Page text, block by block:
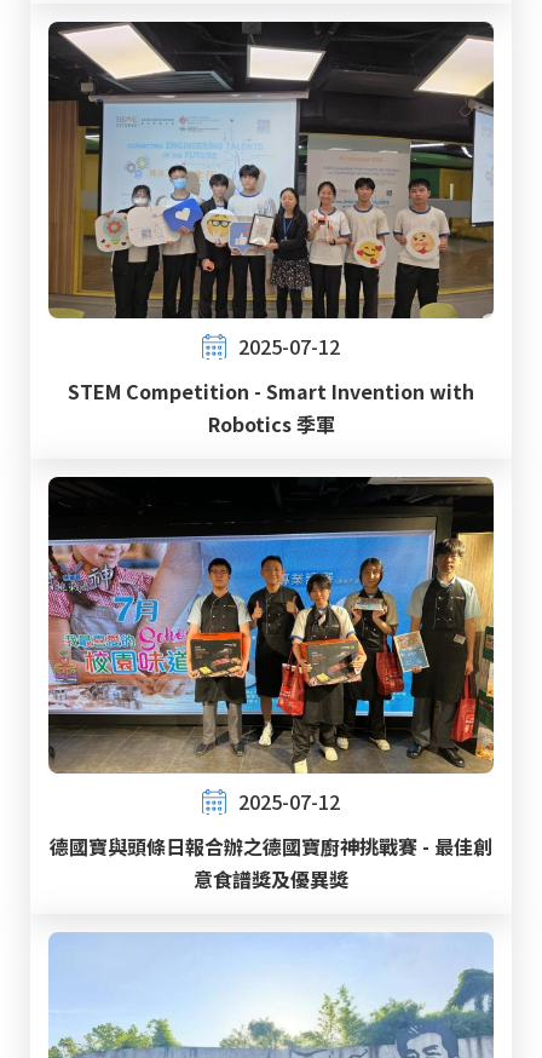
2025-07-12
STEM Competition - Smart Invention with
Robotics 季軍
2025-07-12
德國寶與頭條日報合辦之德國寶廚神挑戰賽 - 最佳創
意食譜獎及優異獎